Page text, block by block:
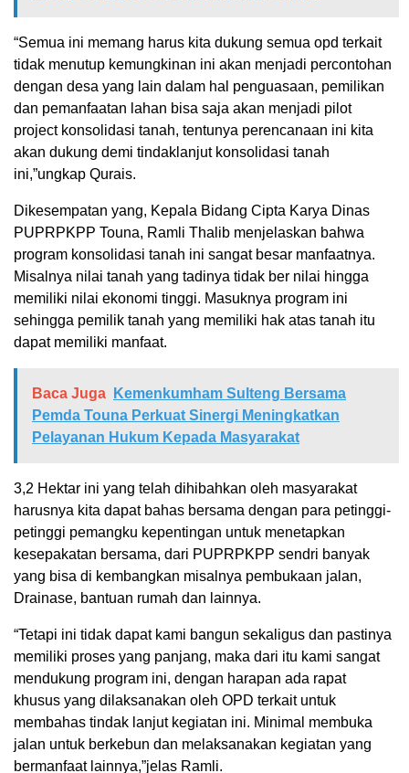
“Semua ini memang harus kita dukung semua opd terkait
tidak menutup kemungkinan ini akan menjadi percontohan
dengan desa yang lain dalam hal penguasaan, pemilikan
dan pemanfaatan lahan bisa saja akan menjadi pilot
project konsolidasi tanah, tentunya perencanaan ini kita
akan dukung demi tindaklanjut konsolidasi tanah
ini,”ungkap Qurais.
Dikesempatan yang, Kepala Bidang Cipta Karya Dinas
PUPRPKPP Touna, Ramli Thalib menjelaskan bahwa
program konsolidasi tanah ini sangat besar manfaatnya.
Misalnya nilai tanah yang tadinya tidak ber nilai hingga
memiliki nilai ekonomi tinggi. Masuknya program ini
sehingga pemilik tanah yang memiliki hak atas tanah itu
dapat memiliki manfaat.
Baca Juga
Kemenkumham Sulteng Bersama
Pemda Touna Perkuat Sinergi Meningkatkan
Pelayanan Hukum Kepada Masyarakat
3,2 Hektar ini yang telah dihibahkan oleh masyarakat
harusnya kita dapat bahas bersama dengan para petinggi-
petinggi pemangku kepentingan untuk menetapkan
kesepakatan bersama, dari PUPRPKPP sendri banyak
yang bisa di kembangkan misalnya pembukaan jalan,
Drainase, bantuan rumah dan lainnya.
“Tetapi ini tidak dapat kami bangun sekaligus dan pastinya
memiliki proses yang panjang, maka dari itu kami sangat
mendukung program ini, dengan harapan ada rapat
khusus yang dilaksanakan oleh OPD terkait untuk
membahas tindak lanjut kegiatan ini. Minimal membuka
jalan untuk berkebun dan melaksanakan kegiatan yang
bermanfaat lainnya,”jelas Ramli.